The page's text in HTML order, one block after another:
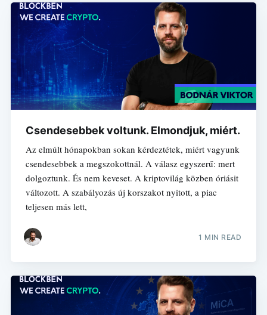
Csendesebbek voltunk. Elmondjuk, miért.
Az elmúlt hónapokban sokan kérdeztétek, miért vagyunk
csendesebbek a megszokottnál. A válasz egyszerű: mert
dolgoztunk. És nem keveset. A kriptovilág közben óriásit
változott. A szabályozás új korszakot nyitott, a piac
teljesen más lett,
1 MIN READ